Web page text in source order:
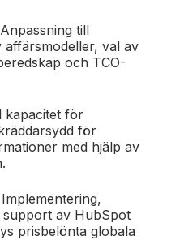
Anpassning till
affärsmodeller, val av
och TCO-
kapacitet för
för
med hjälp av
Implementering,
av HubSpot
prisbelönta globala